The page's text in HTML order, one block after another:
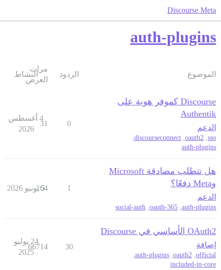
Discourse Meta
auth-plugins
الموضوع الردود
مرات
العرض
النشاط
Discourse كموفر هوية على
Authentik
الدعم
sso
,
oauth2
,
discourseconnect
,
auth-plugins
0
31
4 أغسطس
2026
هل تتطلب مصادقة Microsoft
وMeta دفعًا؟
الدعم
auth-plugins
,
365-oauth
,
social-auth
1
164
5 يونيو 2026
OAuth2 الأساسي في Discourse
إضافة
official
,
oauth2
,
auth-plugins
,
included-in-core
30
66714
24 يوليو
2025